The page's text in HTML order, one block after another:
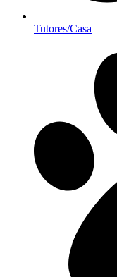
Tutores/Casa